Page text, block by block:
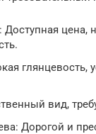
цена,
глянцевость,
вид,
Дорогой и